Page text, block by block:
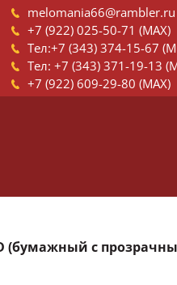
melomania66@rambler.ru
+7 (922) 025-50-71 (MAX)
Тел:+7 (343) 374-15-67
Тел: +7 (343) 371-19-13
+7 (922) 609-29-80 (MAX)
(бумажный с